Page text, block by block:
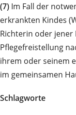
(7) Im Fall der
erkrankten Kindes
Richterin oder
Pflegefreistellung
ihrem oder seinem
im gemeinsamen
Schlagworte